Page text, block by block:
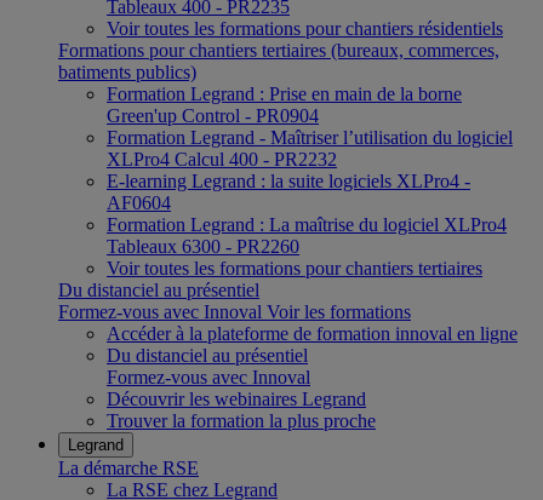
Tableaux 400 - PR2235
Voir toutes les formations pour chantiers résidentiels
Formations pour chantiers tertiaires (bureaux, commerces,
batiments publics)
Formation Legrand : Prise en main de la borne
Green'up Control - PR0904
Formation Legrand - Maîtriser l’utilisation du logiciel
XLPro4 Calcul 400 - PR2232
E-learning Legrand : la suite logiciels XLPro4 -
AF0604
Formation Legrand : La maîtrise du logiciel XLPro4
Tableaux 6300 - PR2260
Voir toutes les formations pour chantiers tertiaires
Du distanciel au présentiel
Formez-vous avec Innoval Voir les formations
Accéder à la plateforme de formation innoval en ligne
Du distanciel au présentiel
Formez-vous avec Innoval
Découvrir les webinaires Legrand
Trouver la formation la plus proche
Legrand
La démarche RSE
La RSE chez Legrand